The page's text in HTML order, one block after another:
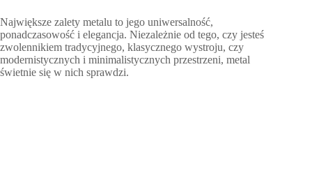
Największe zalety metalu to jego uniwersalność,
ponadczasowość i elegancja. Niezależnie od tego, czy jesteś
zwolennikiem tradycyjnego, klasycznego wystroju, czy
modernistycznych i minimalistycznych przestrzeni, metal
świetnie się w nich sprawdzi.